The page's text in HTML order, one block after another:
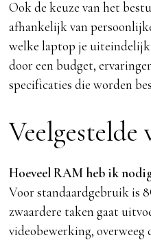
Ook de keuze van het
afhankelijk van
welke laptop je uiteindelijk
door een budget,
specificaties die worden
Veelgestelde
Hoeveel RAM heb ik
Voor standaardgebruik is
zwaardere taken gaat
videobewerking, overweeg